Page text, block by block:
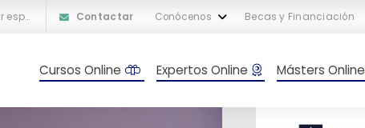
L-V: 10:00 a 18:00 (hora peninsular española) Contactar Conócenos Becas y Financiación
Cursos Online Expertos Online Másters Online